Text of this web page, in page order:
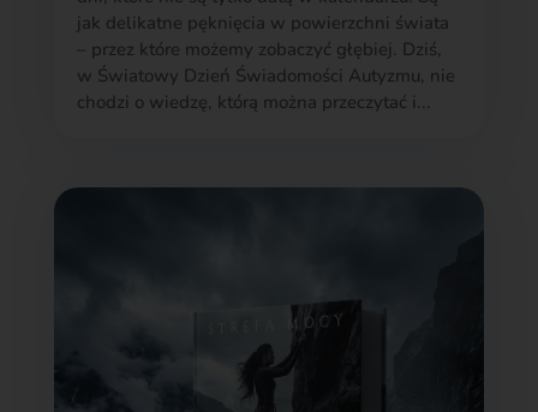
jak delikatne pęknięcia w powierzchni świata
– przez które możemy zobaczyć głębiej. Dziś,
w Światowy Dzień Świadomości Autyzmu, nie
chodzi o wiedzę, którą można przeczytać i...